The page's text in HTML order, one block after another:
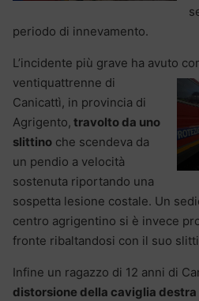
periodo di innevamento.
L’incidente più grave ha avuto
ventiquattrenne di
Canicattì, in provincia di
Agrigento, travolto da uno
slittino che scendeva da
un pendio a velocità
sostenuta riportando una
sospetta lesione costale. Un
centro agrigentino si è invece
fronte ribaltandosi con il suo
Infine un ragazzo di 12 anni di
distorsione della caviglia destra